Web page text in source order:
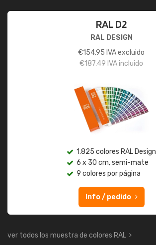
RAL D2
RAL DESIGN
€154,95 IVA excluido
€187,49 IVA incluido
1.825 colores RAL Design
6 x 30 cm, semi-mate
9 colores por página
Info / pedido
ver todos los muestra de colores RAL